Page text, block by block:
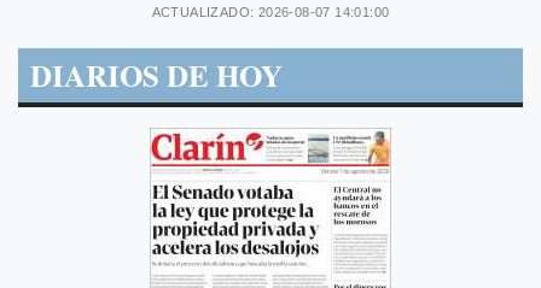
ACTUALIZADO: 2026-08-07 14:01:00
DIARIOS DE HOY